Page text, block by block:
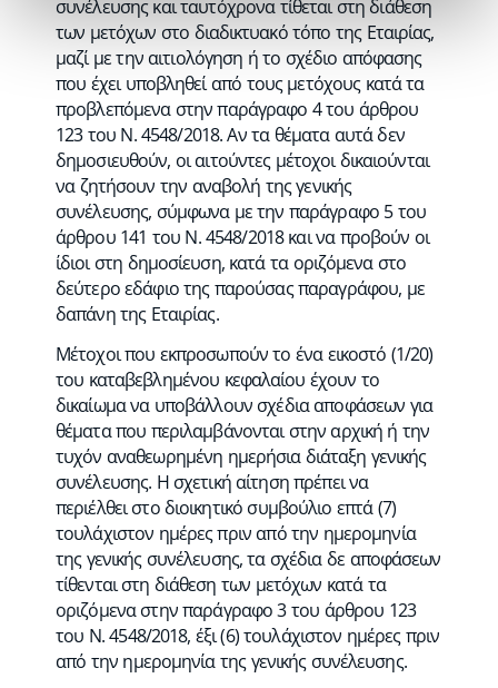
συνέλευσης και ταυτόχρονα τίθεται στη διάθεση
των μετόχων στο διαδικτυακό τόπο της Εταιρίας,
μαζί με την αιτιολόγηση ή το σχέδιο απόφασης
που έχει υποβληθεί από τους μετόχους κατά τα
προβλεπόμενα στην παράγραφο 4 του άρθρου
123 του Ν. 4548/2018. Αν τα θέματα αυτά δεν
δημοσιευθούν, οι αιτούντες μέτοχοι δικαιούνται
να ζητήσουν την αναβολή της γενικής
συνέλευσης, σύμφωνα με την παράγραφο 5 του
άρθρου 141 του Ν. 4548/2018 και να προβούν οι
ίδιοι στη δημοσίευση, κατά τα οριζόμενα στο
δεύτερο εδάφιο της παρούσας παραγράφου, με
δαπάνη της Εταιρίας.
Μέτοχοι που εκπροσωπούν το ένα εικοστό (1/20)
του καταβεβλημένου κεφαλαίου έχουν το
δικαίωμα να υποβάλλουν σχέδια αποφάσεων για
θέματα που περιλαμβάνονται στην αρχική ή την
τυχόν αναθεωρημένη ημερήσια διάταξη γενικής
συνέλευσης. Η σχετική αίτηση πρέπει να
περιέλθει στο διοικητικό συμβούλιο επτά (7)
τουλάχιστον ημέρες πριν από την ημερομηνία
της γενικής συνέλευσης, τα σχέδια δε αποφάσεων
τίθενται στη διάθεση των μετόχων κατά τα
οριζόμενα στην παράγραφο 3 του άρθρου 123
του Ν. 4548/2018, έξι (6) τουλάχιστον ημέρες πριν
από την ημερομηνία της γενικής συνέλευσης.